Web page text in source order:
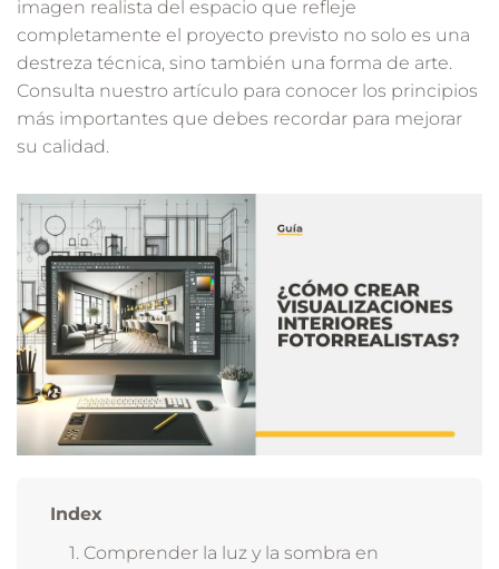
imagen realista del espacio que refleje
completamente el proyecto previsto no solo es una
destreza técnica, sino también una forma de arte.
Consulta nuestro artículo para conocer los principios
más importantes que debes recordar para mejorar
su calidad.
Index
Comprender la luz y la sombra en